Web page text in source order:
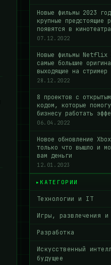
Новые фильмы 2023
крупные предстоящие
появятся в
07.12.2022
Новые фильмы Netflix
самые большие
выходящие на стример
28.12.2022
8 проектов с
кодом, которые
бизнесу работать
06.04.2022
Новое обновление
только что вышло и
вам деньги
12.01.2023
КАТЕГОРИИ
Технологии и IT
Игры, развлечения и
Разработка
Искусственный
будущее